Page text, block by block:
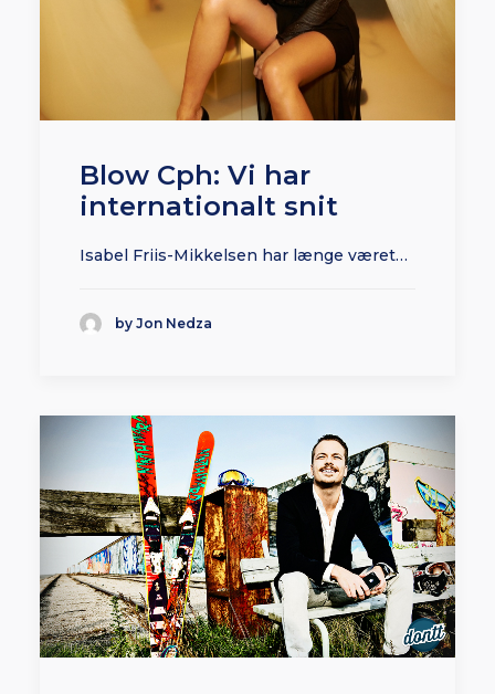
Blow Cph: Vi har
internationalt snit
Isabel Friis-Mikkelsen har længe været…
by Jon Nedza